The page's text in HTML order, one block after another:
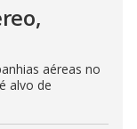
aéreas no
alvo de